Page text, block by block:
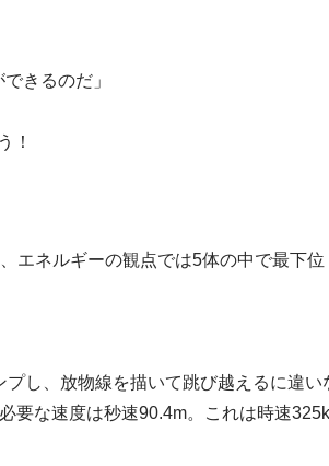
きるのだ」
！
エネルギーの観点では5体の中で最下位
し、放物線を描いて跳び越えるに違い
要な速度は秒速90.4m。これは時速